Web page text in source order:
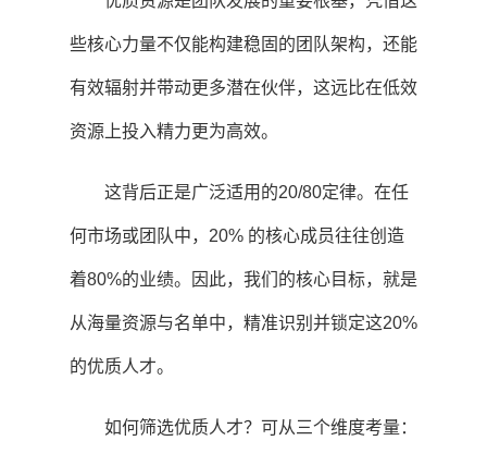
些核心力量不仅能构建稳固的团队架构，还能
有效辐射并带动更多潜在伙伴，这远比在低效
资源上投入精力更为高效。
这背后正是广泛适用的20/80定律。在任
何市场或团队中，20% 的核心成员往往创造
着80%的业绩。因此，我们的核心目标，就是
从海量资源与名单中，精准识别并锁定这20%
的优质人才。
如何筛选优质人才？可从三个维度考量：